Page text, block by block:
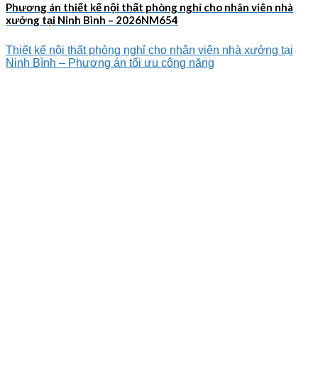
Phương án thiết kế nội thất phòng nghỉ cho nhân viên nhà
xưởng tại Ninh Bình – 2026NM654
Thiết kế nội thất phòng nghỉ cho nhân viên nhà xưởng tại
Ninh Bình – Phương án tối ưu công năng